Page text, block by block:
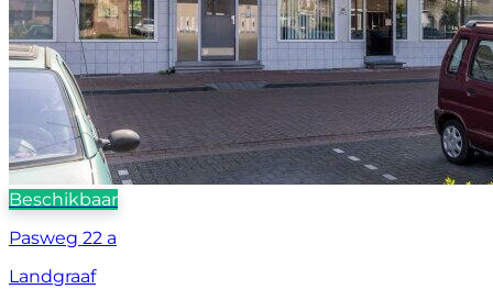
Beschikbaar
Pasweg 22 a
Landgraaf